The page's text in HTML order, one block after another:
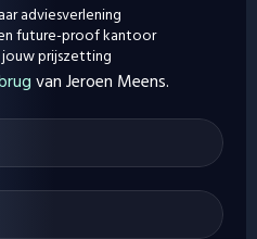
adviesverlening
future-proof kantoor
jouw prijszetting
van Jeroen Meens.